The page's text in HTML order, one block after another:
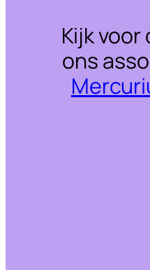
Kijk voor
ons